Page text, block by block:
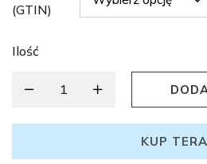
(GTIN)
Ilość
KUP